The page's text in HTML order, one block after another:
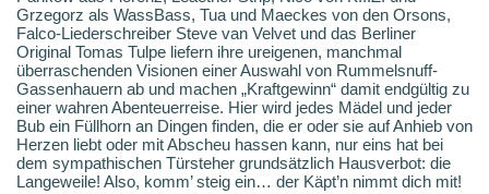
Grzegorz als WassBass, Tua und Maeckes von den Orsons,
Falco-Liederschreiber Steve van Velvet und das Berliner
Original Tomas Tulpe liefern ihre ureigenen, manchmal
überraschenden Visionen einer Auswahl von Rummelsnuff-
Gassenhauern ab und machen „Kraftgewinn“ damit endgültig zu
einer wahren Abenteuerreise. Hier wird jedes Mädel und jeder
Bub ein Füllhorn an Dingen finden, die er oder sie auf Anhieb von
Herzen liebt oder mit Abscheu hassen kann, nur eins hat bei
dem sympathischen Türsteher grundsätzlich Hausverbot: die
Langeweile! Also, komm’ steig ein… der Käpt’n nimmt dich mit!